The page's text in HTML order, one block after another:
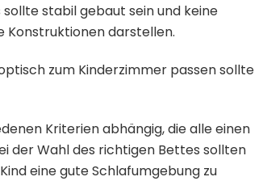
stabil gebaut sein und keine
Konstruktionen darstellen.
zum Kinderzimmer passen sollte
Kriterien abhängig, die alle einen
der Wahl des richtigen Bettes sollten
eine gute Schlafumgebung zu